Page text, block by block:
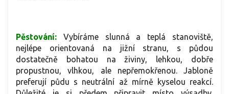
Pěstování: Vybíráme slunná a teplá stanoviště,
nejlépe orientovaná na jižní stranu, s půdou
dostatečně bohatou na živiny, lehkou, dobře
propustnou, vlhkou, ale nepřemokřenou. Jabloně
preferují půdu s neutrální až mírně kyselou reakcí.